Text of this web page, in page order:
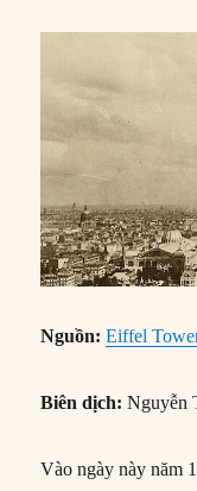
Nguồn: Eiffel
Biên dịch: Nguyễn
Vào ngày này năm